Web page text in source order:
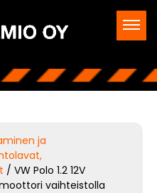
ja
/ VW Polo 1.2 12V
vaihteistolla